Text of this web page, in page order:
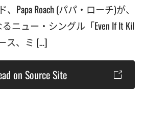
Papa Roach (パパ・ローチ)が、
ニュー・シングル「Even If It Kil
ス、ミ […]
on Source Site